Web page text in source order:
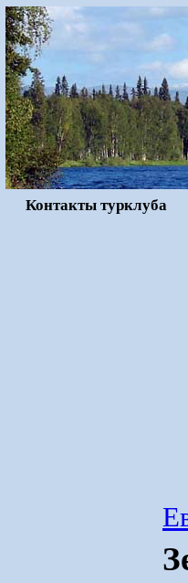
Контакты турклуба